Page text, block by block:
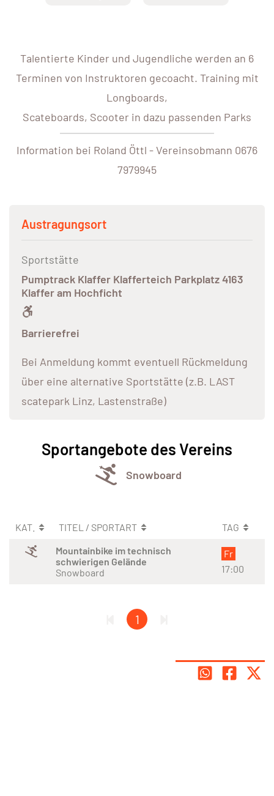
Talentierte Kinder und Jugendliche werden an 6
Terminen von Instruktoren gecoacht. Training mit
Longboards,
Scateboards, Scooter in dazu passenden Parks
Information bei Roland Öttl - Vereinsobmann 0676
7979945
Austragungsort
Sportstätte
Pumptrack Klaffer Klafferteich Parkplatz 4163
Klaffer am Hochficht
Barrierefrei
Bei Anmeldung kommt eventuell Rückmeldung
über eine alternative Sportstätte (z.B. LAST
scatepark Linz, Lastenstraße)
Sportangebote des Vereins
Snowboard
KAT. TITEL / SPORTART
TAG
Mountainbike im technisch
schwierigen Gelände
Snowboard
Fr
17:00
1